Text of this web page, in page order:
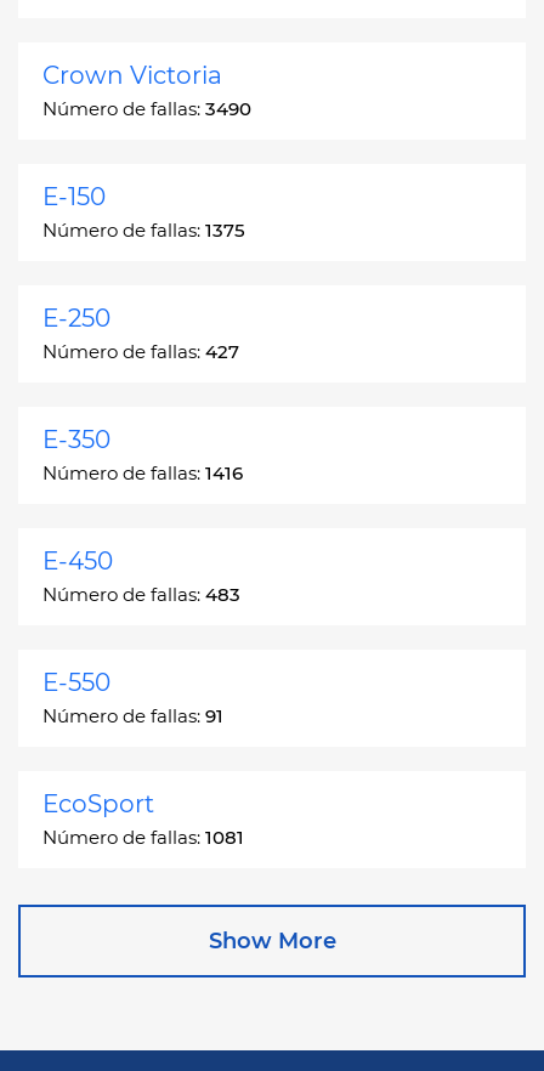
Crown Victoria
Número de fallas: 3490
E-150
Número de fallas: 1375
E-250
Número de fallas: 427
E-350
Número de fallas: 1416
E-450
Número de fallas: 483
E-550
Número de fallas: 91
EcoSport
Número de fallas: 1081
Escape
Show More